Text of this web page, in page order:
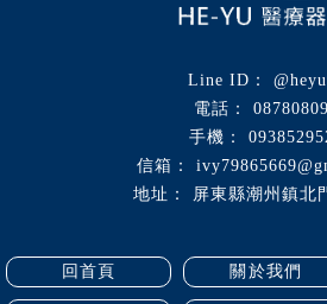
屏東縣潮州鎮北
回首頁 關於我們